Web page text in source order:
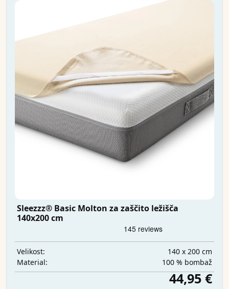
Sleezzz® Basic Molton za zaščito ležišča
140x200 cm
Velikost:
140 x 200 cm
Material:
100 % bombaž
44,95 €